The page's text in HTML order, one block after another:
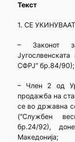
Текст
1. СЕ УКИНУВААТ
– Законот
СФРЈ” бр.84/90);
– Член 2 од
продажба на
се во државна
(“Службен
бр.24/92),
Македонија;